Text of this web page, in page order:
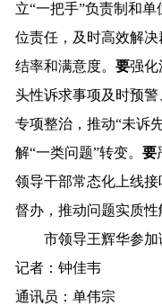
立“一把手”负责制和
位责任， 及时高效解
结率和满意度。要强化
头性诉求事项及时预警
专项整治，推动“未诉
解“一类问题”转变。要
领导干部常态化上线
督办，推动问题实质性
市领导王辉华参加
记者 ：钟佳韦
通讯员：单伟宗